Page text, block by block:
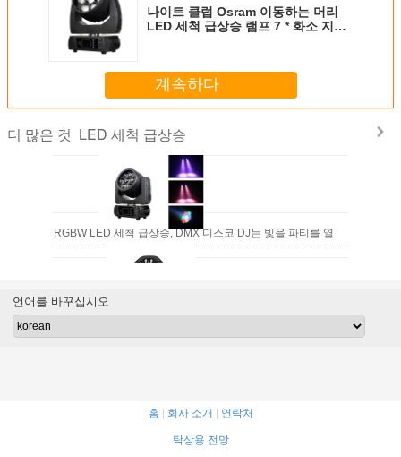
나이트 클럽 Osram 이동하는 머리
LED 세척 급상승 램프 7 * 화소 지도
계속하다
더 많은 것 LED 세척 급상승
4-IN-1 RGBW LED 세척 급상승, DMX 디스코 DJ는 빛을 파티를 열
에 있는 맨 위 점화 사용을 이동하는 광속 효력 세척 급상승 DJ 쇼
언어를 바꾸십시오
홈 | 회사 소개 | 연락처
탁상용 전망